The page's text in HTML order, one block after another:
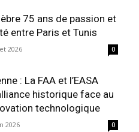
75 ans de passion et
entre Paris et Tunis
2026 0
: La FAA et l’EASA
historique face au
technologique
2026 0